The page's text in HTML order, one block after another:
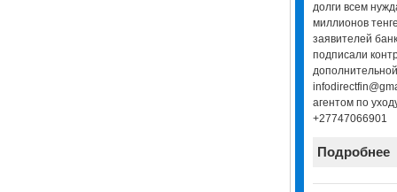
долги всем
миллионов
заявителей
подписали
агентом по
+27747066901
Подробнее